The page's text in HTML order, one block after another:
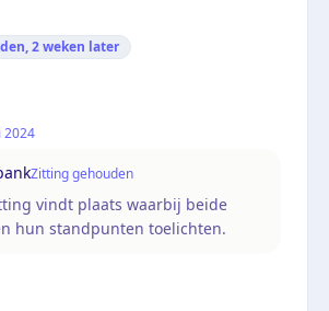
2 weken later
2024
Zitting gehouden
vindt plaats waarbij beide
hun standpunten toelichten.